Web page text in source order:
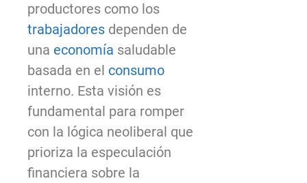
productores como los
trabajadores dependen de
una economía saludable
basada en el consumo
interno. Esta visión es
fundamental para romper
con la lógica neoliberal que
prioriza la especulación
financiera sobre la